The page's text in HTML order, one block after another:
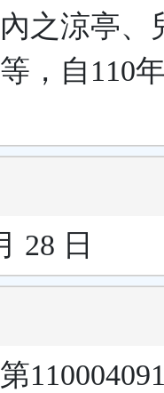
之涼亭、
，自110
28 日